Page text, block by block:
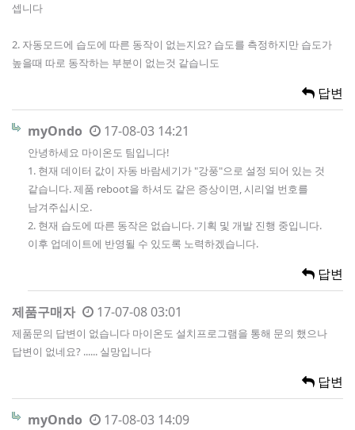
셉니다
2. 자동모드에 습도에 따른 동작이 없는지요? 습도를 측정하지만 습도가
높을때 따로 동작하는 부분이 없는것 같습니도
답변
myOndo 17-08-03 14:21
안녕하세요 마이온도 팀입니다!
1. 현재 데이터 값이 자동 바람세기가 "강풍"으로 설정 되어 있는 것
같습니다. 제품 reboot을 하셔도 같은 증상이면, 시리얼 번호를
남겨주십시오.
2. 현재 습도에 따른 동작은 없습니다. 기획 및 개발 진행 중입니다.
이후 업데이트에 반영될 수 있도록 노력하겠습니다.
답변
제품구매자 17-07-08 03:01
제품문의 답변이 없습니다 마이온도 설치프로그램을 통해 문의 했으나
답변이 없네요? ...... 실망입니다
답변
myOndo 17-08-03 14:09